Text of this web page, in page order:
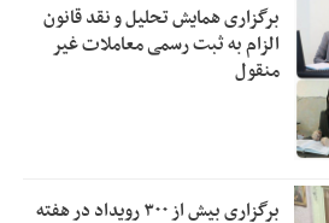
برگزاری همایش تحلیل و نقد قانون
الزام به ثبت رسمی معاملات غیر
منقول
برگزاری بیش از ۳۰۰ رویداد در هفته